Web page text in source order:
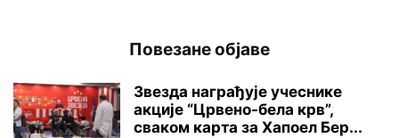
Повезане објаве
Звезда награђује учеснике
акције “Црвено-бела крв”,
сваком карта за Хапоел Бер...